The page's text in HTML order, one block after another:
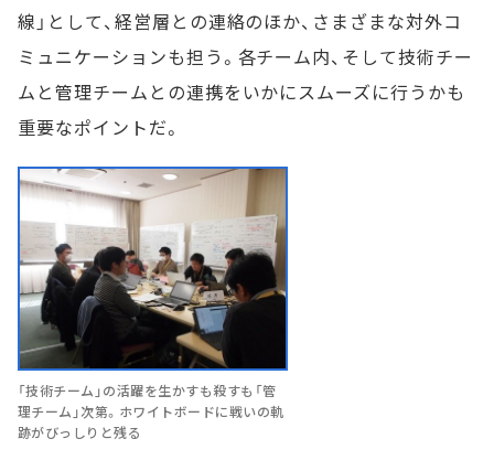
線」として、経営層との連絡のほか、さまざまな対外コ
ミュニケーションも担う。各チーム内、そして技術チー
ムと管理チームとの連携をいかにスムーズに行うかも
重要なポイントだ。
「技術チーム」の活躍を生かすも殺すも「管
理チーム」次第。ホワイトボードに戦いの軌
跡がびっしりと残る